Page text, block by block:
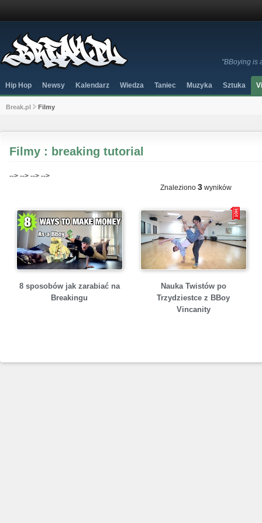
"BBoying is
Hip Hop Newsy Kalendarz Wiedza Taniec Muzyka Sztuka
Break.pl Filmy
Filmy : breaking tutorial
--> --> --> -->
Znaleziono 3 wyników
8 sposobów jak zarabiać na
Breakingu
Nauka Twistów po
Trzydziestce z BBoy
Vincanity